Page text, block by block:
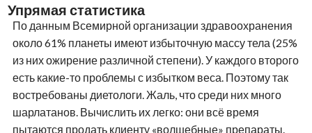
Упрямая статистика
По данным Всемирной организации здравоохранения
около 61% планеты имеют избыточную массу тела (25%
из них ожирение различной степени). У каждого второго
есть какие-то проблемы с избытком веса. Поэтому так
востребованы диетологи. Жаль, что среди них много
шарлатанов. Вычислить их легко: они всё время
пытаются продать клиенту «волшебные» препараты.